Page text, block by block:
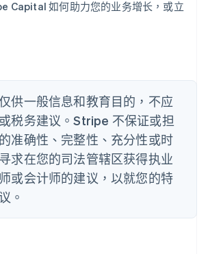
Capital 如何助力您的业务增长，或立
供一般信息和教育目的，不应
税务建议。Stripe 不保证或担
准确性、完整性、充分性或时
求在您的司法管辖区获得执业
或会计师的建议，以就您的特
。